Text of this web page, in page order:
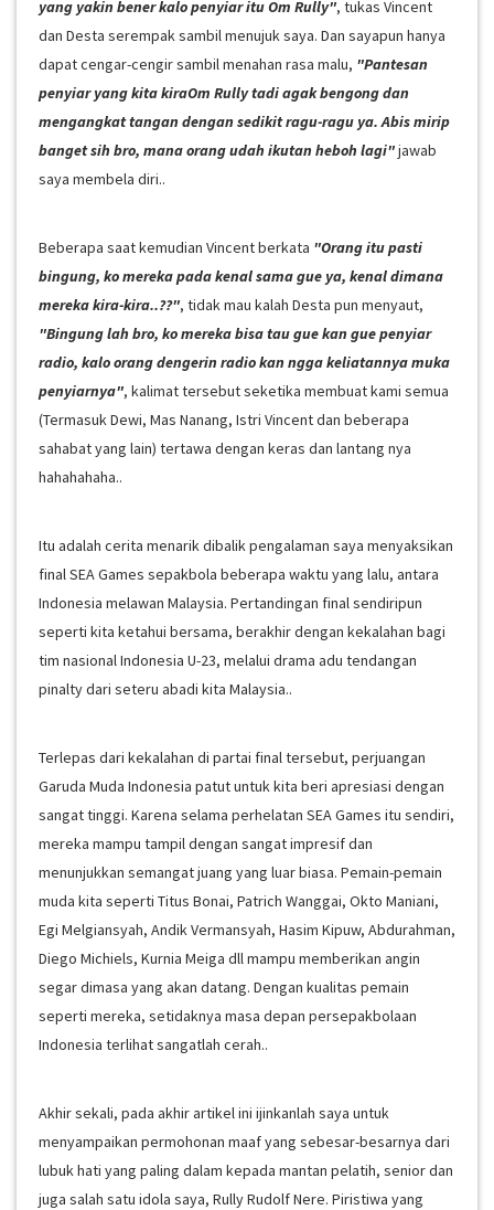
yang yakin bener kalo penyiar itu Om Rully", tukas Vincent
dan Desta serempak sambil menujuk saya. Dan sayapun hanya
dapat cengar-cengir sambil menahan rasa malu, "Pantesan
penyiar yang kita kiraOm Rully tadi agak bengong dan
mengangkat tangan dengan sedikit ragu-ragu ya. Abis mirip
banget sih bro, mana orang udah ikutan heboh lagi"jawab
saya membela diri..
Beberapa saat kemudian Vincent berkata "Orang itu pasti
bingung, ko mereka pada kenal sama gue ya, kenal dimana
mereka kira-kira..??", tidak mau kalah Desta pun menyaut,
"Bingung lah bro, ko mereka bisa tau gue kan gue penyiar
radio, kalo orang dengerin radio kan ngga keliatannya muka
penyiarnya", kalimat tersebut seketika membuat kami semua
(Termasuk Dewi, Mas Nanang, Istri Vincent dan beberapa
sahabat yang lain) tertawa dengan keras dan lantang nya
hahahahaha..
Itu adalah cerita menarik dibalik pengalaman saya menyaksikan
final SEA Games sepakbola beberapa waktu yang lalu, antara
Indonesia melawan Malaysia. Pertandingan final sendiripun
seperti kita ketahui bersama, berakhir dengan kekalahan bagi
tim nasional Indonesia U-23, melalui drama adu tendangan
pinalty dari seteru abadi kita Malaysia..
Terlepas dari kekalahan di partai final tersebut, perjuangan
Garuda Muda Indonesia patut untuk kita beri apresiasi dengan
sangat tinggi. Karena selama perhelatan SEA Games itu sendiri,
mereka mampu tampil dengan sangat impresif dan
menunjukkan semangat juang yang luar biasa. Pemain-pemain
muda kita seperti Titus Bonai, Patrich Wanggai, Okto Maniani,
Egi Melgiansyah, Andik Vermansyah, Hasim Kipuw, Abdurahman,
Diego Michiels, Kurnia Meiga dll mampu memberikan angin
segar dimasa yang akan datang. Dengan kualitas pemain
seperti mereka, setidaknya masa depan persepakbolaan
Indonesia terlihat sangatlah cerah..
Akhir sekali, pada akhir artikel ini ijinkanlah saya untuk
menyampaikan permohonan maaf yang sebesar-besarnya dari
lubuk hati yang paling dalam kepada mantan pelatih, senior dan
juga salah satu idola saya, Rully Rudolf Nere. Piristiwa yang